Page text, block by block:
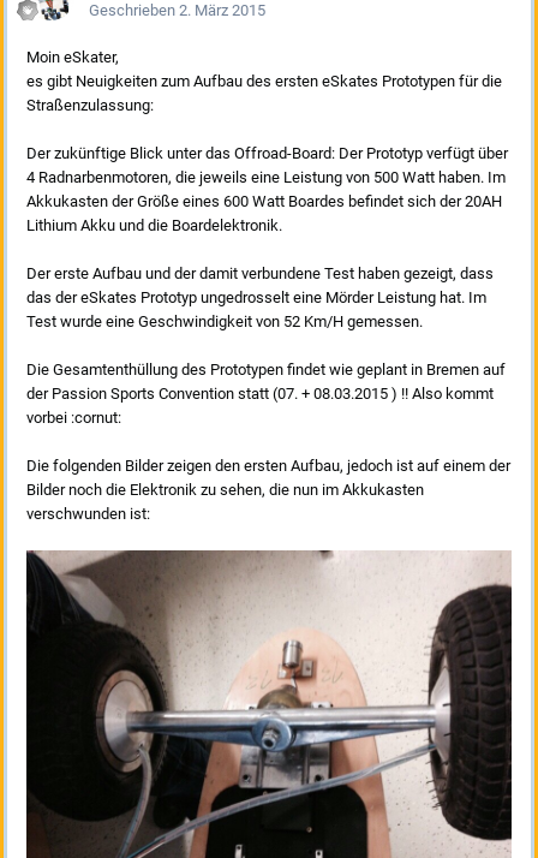
Geschrieben 2. März 2015
Moin eSkater,
es gibt Neuigkeiten zum Aufbau des ersten eSkates Prototypen für die
Straßenzulassung:
Der zukünftige Blick unter das Offroad-Board: Der Prototyp verfügt über
4 Radnarbenmotoren, die jeweils eine Leistung von 500 Watt haben. Im
Akkukasten der Größe eines 600 Watt Boardes befindet sich der 20AH
Lithium Akku und die Boardelektronik.
Der erste Aufbau und der damit verbundene Test haben gezeigt, dass
das der eSkates Prototyp ungedrosselt eine Mörder Leistung hat. Im
Test wurde eine Geschwindigkeit von 52 Km/H gemessen.
Die Gesamtenthüllung des Prototypen findet wie geplant in Bremen auf
der Passion Sports Convention statt (07. + 08.03.2015 ) !! Also kommt
vorbei :cornut:
Die folgenden Bilder zeigen den ersten Aufbau, jedoch ist auf einem der
Bilder noch die Elektronik zu sehen, die nun im Akkukasten
verschwunden ist: